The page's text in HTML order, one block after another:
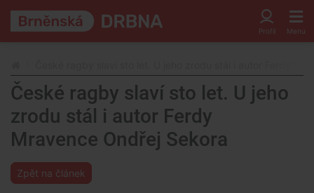
České ragby slaví sto let. U jeho
zrodu stál i autor Ferdy
Mravence Ondřej Sekora
Zpět na článek